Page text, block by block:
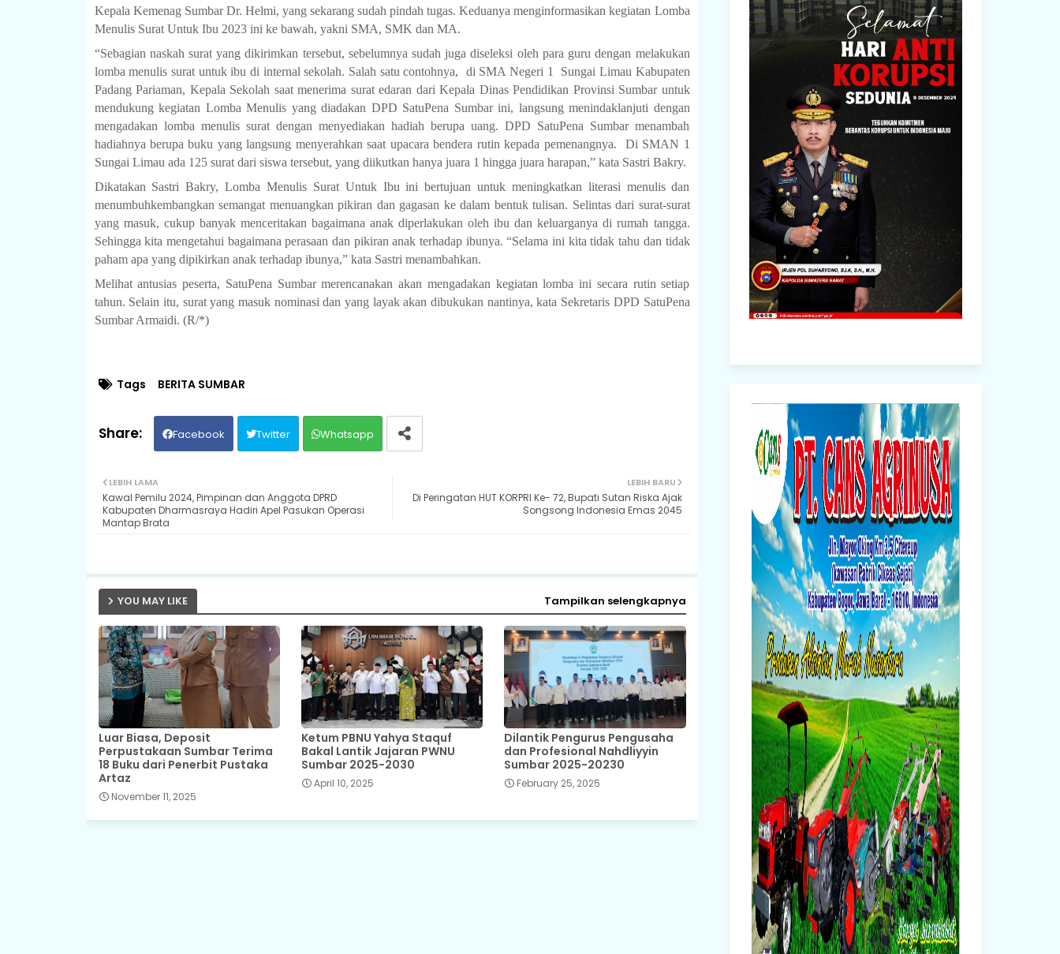
Kepala Kemenag Sumbar Dr. Helmi, yang sekarang sudah pindah tugas. Keduanya menginformasikan kegiatan Lomba
Menulis Surat Untuk Ibu 2023 ini ke bawah, yakni SMA, SMK dan MA.
“Sebagian naskah surat yang dikirimkan tersebut, sebelumnya sudah juga diseleksi oleh para guru dengan melakukan
lomba menulis surat untuk ibu di internal sekolah. Salah satu contohnya,
di SMA Negeri 1
Sungai Limau Kabupaten
Padang Pariaman, Kepala Sekolah saat menerima surat edaran dari Kepala Dinas Pendidikan Provinsi Sumbar untuk
mendukung kegiatan Lomba Menulis yang diadakan DPD SatuPena Sumbar ini, langsung menindaklanjuti dengan
mengadakan lomba menulis surat dengan menyediakan hadiah berupa uang. DPD SatuPena Sumbar menambah
hadiahnya berupa buku yang langsung menyerahkan saat upacara bendera rutin kepada pemenangnya.
Di SMAN 1
Sungai Limau ada 125 surat dari siswa tersebut, yang diikutkan hanya juara 1 hingga juara harapan,” kata Sastri Bakry.
Dikatakan Sastri Bakry, Lomba Menulis Surat Untuk Ibu ini bertujuan untuk meningkatkan literasi menulis dan
menumbuhkembangkan semangat menuangkan pikiran dan gagasan ke dalam bentuk tulisan. Selintas dari surat-surat
yang masuk, cukup banyak menceritakan bagaimana anak diperlakukan oleh ibu dan keluarganya di rumah tangga.
Sehingga kita mengetahui bagaimana perasaan dan pikiran anak terhadap ibunya. “Selama ini kita tidak tahu dan tidak
paham apa yang dipikirkan anak terhadap ibunya,” kata Sastri menambahkan.
Melihat antusias peserta, SatuPena Sumbar merencanakan akan mengadakan kegiatan lomba ini secara rutin setiap
tahun. Selain itu, surat yang masuk nominasi dan yang layak akan dibukukan nantinya, kata Sekretaris DPD SatuPena
Sumbar Armaidi. (R/*)
Tags BERITA SUMBAR
Facebook Twitter Whatsapp
LEBIH BARU
Di Peringatan HUT KORPRI Ke- 72, Bupati Sutan Riska Ajak
Songsong Indonesia Emas 2045
LEBIH LAMA
Kawal Pemilu 2024, Pimpinan dan Anggota DPRD
Kabupaten Dharmasraya Hadiri Apel Pasukan Operasi
Mantap Brata
YOU MAY LIKE Tampilkan selengkapnya
Luar Biasa, Deposit
Perpustakaan Sumbar Terima
18 Buku dari Penerbit Pustaka
Artaz
November 11, 2025
Ketum PBNU Yahya Staquf
Bakal Lantik Jajaran PWNU
Sumbar 2025-2030
April 10, 2025
Dilantik Pengurus Pengusaha
dan Profesional Nahdliyyin
Sumbar 2025-20230
February 25, 2025